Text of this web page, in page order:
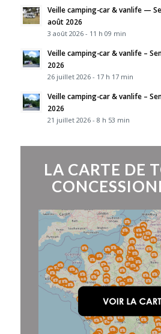
Veille camping-car & vanlife —
août 2026
3 août 2026 - 11 h 09 min
Veille camping-car & vanlife –
2026
26 juillet 2026 - 17 h 17 min
Veille camping-car & vanlife –
2026
21 juillet 2026 - 8 h 53 min
LA CARTE DE